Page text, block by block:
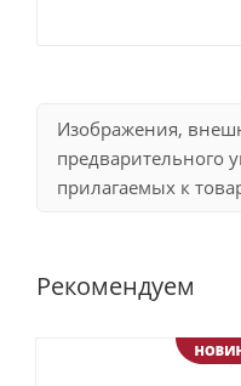
Изображения,
предварительного
прилагаемых к
Рекомендуем